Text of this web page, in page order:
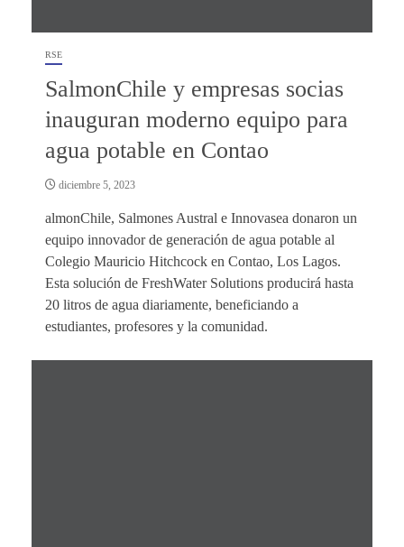
RSE
SalmonChile y empresas socias
inauguran moderno equipo para
agua potable en Contao
diciembre 5, 2023
almonChile, Salmones Austral e Innovasea donaron un
equipo innovador de generación de agua potable al
Colegio Mauricio Hitchcock en Contao, Los Lagos.
Esta solución de FreshWater Solutions producirá hasta
20 litros de agua diariamente, beneficiando a
estudiantes, profesores y la comunidad.